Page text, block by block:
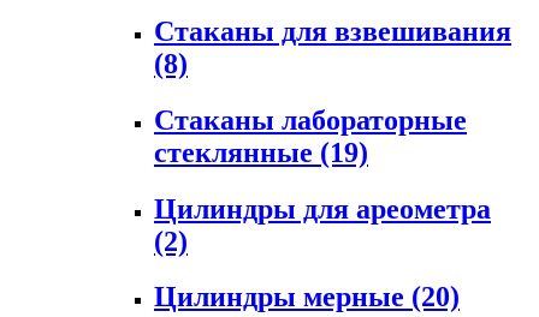
Стаканы для взвешивания
(8)
Стаканы лабораторные
стеклянные (19)
Цилиндры для ареометра
(2)
Цилиндры мерные (20)